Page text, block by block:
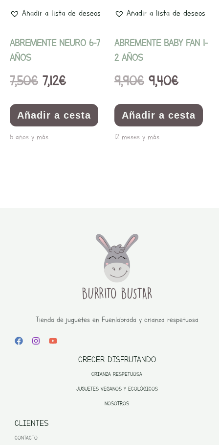
Añadir a lista de deseos
ABREMENTE NEURO 6-7
AÑOS
7,50€ 7,12€
Añadir a cesta
6 años y más
Añadir a lista de deseos
ABREMENTE BABY FAN 1-
2 AÑOS
9,90€ 9,40€
Añadir a cesta
12 meses y más
Tienda de juguetes en Fuenlabrada y crianza respetuosa
CRECER DISFRUTANDO
CRIANZA RESPETUOSA
JUGUETES VEGANOS Y ECOLÓGICOS
NOSOTROS
CLIENTES
CONTACTO